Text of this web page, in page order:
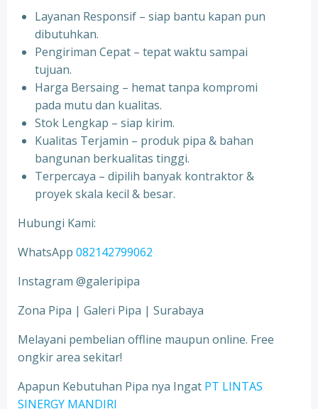
Layanan Responsif – siap bantu kapan pun
dibutuhkan.
Pengiriman Cepat – tepat waktu sampai
tujuan.
Harga Bersaing – hemat tanpa kompromi
pada mutu dan kualitas.
Stok Lengkap – siap kirim.
Kualitas Terjamin – produk pipa & bahan
bangunan berkualitas tinggi.
Terpercaya – dipilih banyak kontraktor &
proyek skala kecil & besar.
Hubungi Kami:
WhatsApp 082142799062
Instagram @galeripipa
Zona Pipa | Galeri Pipa | Surabaya
Melayani pembelian offline maupun online. Free
ongkir area sekitar!
Apapun Kebutuhan Pipa nya Ingat PT LINTAS
SINERGY MANDIRI